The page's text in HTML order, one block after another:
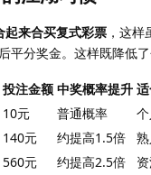
起来合买复式彩票 ，这
平分奖金。这样既降低
投注金额 中奖概率提升
10元 普通概率
140元 约提高1.5倍
560元 约提高2.5倍